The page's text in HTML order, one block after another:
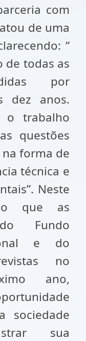
com
de uma
“
de todas as
por
dez anos.
o trabalho
questões
forma de
técnica e
Neste
que as
Fundo
e do
no
ano,
sociedade
sua